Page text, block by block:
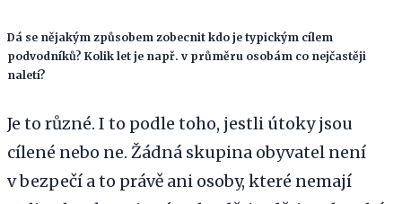
Dá se nějakým způsobem zobecnit kdo je typickým cílem
podvodníků? Kolik let je např. v průměru osobám co nejčastěji
naletí?
Je to různé. I to podle toho, jestli útoky jsou
cílené nebo ne. Žádná skupina obyvatel není
v bezpečí a to právě ani osoby, které nemají